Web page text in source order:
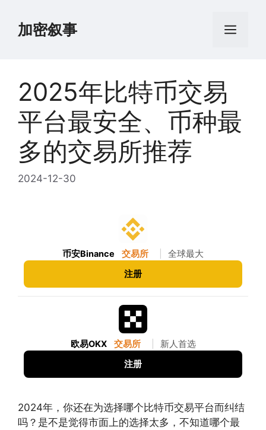
加密叙事 菜
2025年比特币交易
平台最安全、币种最
多的交易所推荐
2024-12-30
币安Binance 交易所 全球最大
注册
欧易OKX 交易所 新人首选
注册
2024年，你还在为选择哪个比特币交易平台而纠结
吗？是不是觉得市面上的选择太多，不知道哪个最